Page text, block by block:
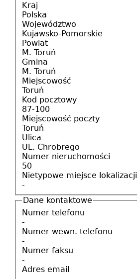
Kraj
Polska
Województwo
Kujawsko-Pomorskie
Powiat
M. Toruń
Gmina
M. Toruń
Miejscowość
Toruń
Kod pocztowy
87-100
Miejscowość poczty
Toruń
Ulica
UL. Chrobrego
Numer nieruchomości
50
Nietypowe miejsce lokalizacji
-
Dane kontaktowe
Numer telefonu
-
Numer wewn. telefonu
-
Numer faksu
-
Adres email